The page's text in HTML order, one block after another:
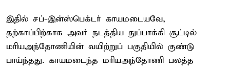
இதில் சப்-இன்ஸ்பெக்டர் காயமடையவே,
தற்காப்பிற்காக அவர் நடத்திய துப்பாக்கி சூட்டில்
மரியஅந்தோணியின் வயிற்றுப் பகுதியில் குண்டு
பாய்ந்தது. காயமடைந்த மரியஅந்தோணி பலத்த